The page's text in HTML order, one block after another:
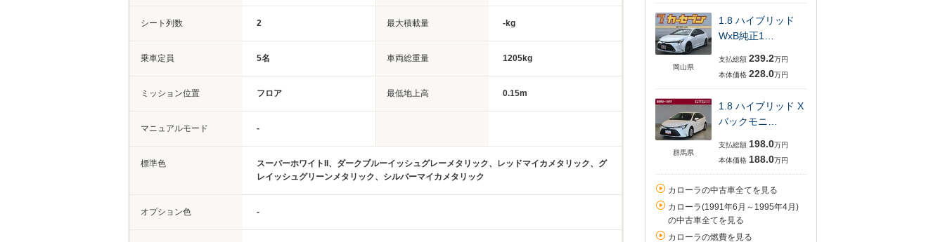
シート列数 2 最大積載量 -kg
乗車定員 5名 車両総重量 1205kg
ミッション位置 フロア 最低地上高 0.15m
マニュアルモード -
標準色
スーパーホワイトII、ダークブルーイッシュグレーメタリック、レッドマイカメタリック、グ
レイッシュグリーンメタリック、シルバーマイカメタリック
オプション色 -
岡山県
1.8 ハイブリッド
WxB純正1…
支払総額 239.2万円
本体価格 228.0万円
群馬県
1.8 ハイブリッド X
バックモニ…
支払総額 198.0万円
本体価格 188.0万円
カローラの中古車全てを見る
カローラ(1991年6月～1995年4月)
の中古車全てを見る
カローラの燃費を見る